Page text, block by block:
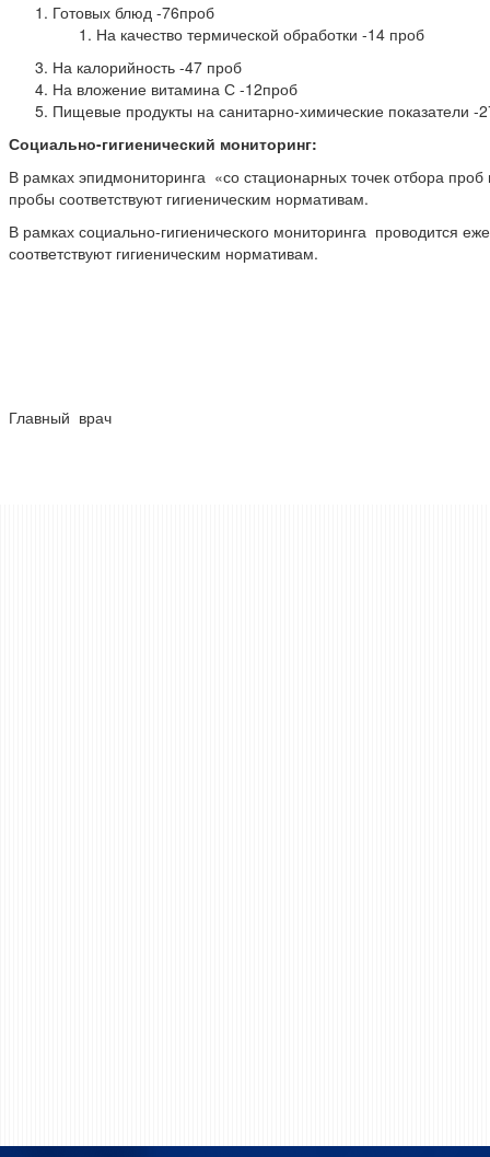
Готовых блюд -76проб
На качество термической обработки -14 проб
На калорийность -47 проб
На вложение витамина С -12проб
Пищевые продукты на санитарно-химические показатели -
Социально-гигиенический мониторинг:
В рамках эпидмониторинга «со стационарных точек отбора
пробы соответствуют гигиеническим нормативам.
В рамках социально-гигиенического мониторинга проводится
соответствуют гигиеническим нормативам.
Главный врач